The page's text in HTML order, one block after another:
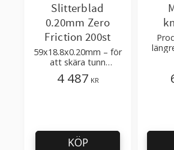
Slitterblad
0.20mm Zero
Friction 200st
59x18.8x0.20mm – för
att skära tunn
plastfilm, sträckfilm
4 487 KR
KÖP